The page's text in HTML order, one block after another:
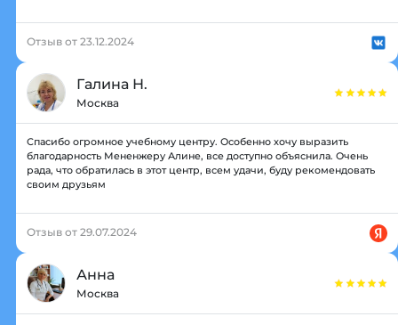
Отзыв от 23.12.2024
Галина Н.
Москва
Спасибо огромное учебному центру. Особенно хочу выразить
благодарность Мененжеру Алине, все доступно объяснила. Очень
рада, что обратилась в этот центр, всем удачи, буду рекомендовать
своим друзьям
Отзыв от 29.07.2024
Анна
Москва